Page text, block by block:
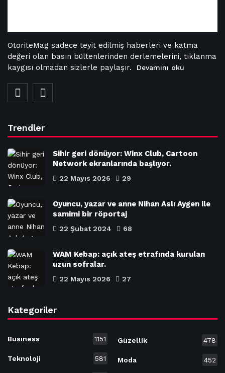
OtoriteMag sadece teyit edilmiş haberleri ve katma
değeri olan basın bültenlerinden derlemelerini, tıklanma
kaygısı olmadan sizlerle paylaşır.
Devamını oku
Trendler
Sihir geri dönüyor: Winx Club, Cartoon
Network ekranlarında başlıyor.
22 Mayıs 2026 29
Oyuncu, yazar ve anne Nihan Aslı Aygen ile
samimi bir röportaj
22 Şubat 2024 68
WAM Kebap: açık ateş etrafında kurulan
uzun sofralar.
22 Mayıs 2026 27
Kategoriler
Busıness 1151
Teknoloji 581
Güzellik 478
Moda 452